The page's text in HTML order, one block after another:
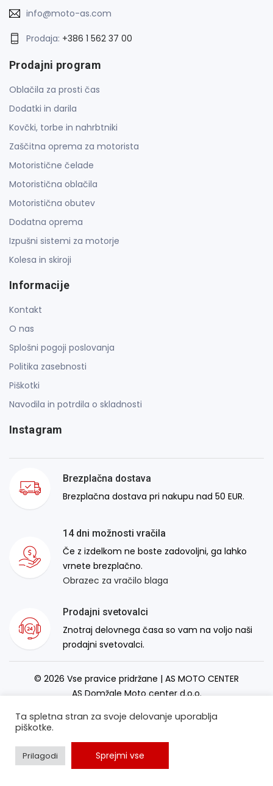
info@moto-as.com
Prodaja: +386 1 562 37 00
Prodajni program
Oblačila za prosti čas
Dodatki in darila
Kovčki, torbe in nahrbtniki
Zaščitna oprema za motorista
Motoristične čelade
Motoristična oblačila
Motoristična obutev
Dodatna oprema
Izpušni sistemi za motorje
Kolesa in skiroji
Informacije
Kontakt
O nas
Splošni pogoji poslovanja
Politika zasebnosti
Piškotki
Navodila in potrdila o skladnosti
Instagram
Brezplačna dostava
Brezplačna dostava pri nakupu nad 50 EUR.
14 dni možnosti vračila
Če z izdelkom ne boste zadovoljni, ga lahko
vrnete brezplačno.
Obrazec za vračilo blaga
Prodajni svetovalci
Znotraj delovnega časa so vam na voljo naši
prodajni svetovalci.
© 2026 Vse pravice pridržane | AS MOTO CENTER
AS Domžale Moto center d.o.o.
Ta spletna stran za svoje delovanje uporablja
piškotke.
Prilagodi Sprejmi vse